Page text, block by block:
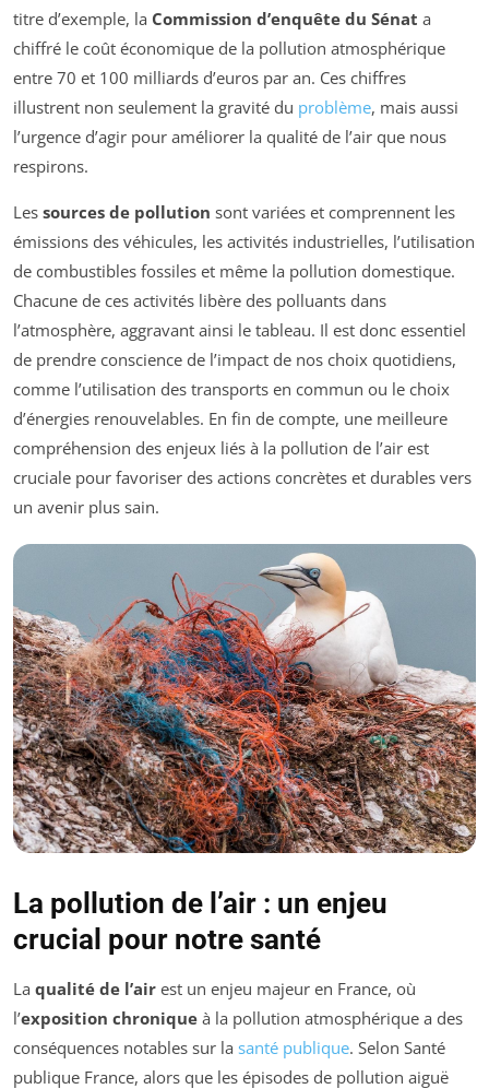
titre d’exemple, la Commission d’enquête du Sénat a
chiffré le coût économique de la pollution atmosphérique
entre 70 et 100 milliards d’euros par an. Ces chiffres
illustrent non seulement la gravité du problème, mais aussi
l’urgence d’agir pour améliorer la qualité de l’air que nous
respirons.
Les sources de pollution sont variées et comprennent les
émissions des véhicules, les activités industrielles, l’utilisation
de combustibles fossiles et même la pollution domestique.
Chacune de ces activités libère des polluants dans
l’atmosphère, aggravant ainsi le tableau. Il est donc essentiel
de prendre conscience de l’impact de nos choix quotidiens,
comme l’utilisation des transports en commun ou le choix
d’énergies renouvelables. En fin de compte, une meilleure
compréhension des enjeux liés à la pollution de l’air est
cruciale pour favoriser des actions concrètes et durables vers
un avenir plus sain.
La pollution de l’air : un enjeu
crucial pour notre santé
La qualité de l’air est un enjeu majeur en France, où
l’exposition chronique à la pollution atmosphérique a des
conséquences notables sur la santé publique. Selon Santé
publique France, alors que les épisodes de pollution aiguë